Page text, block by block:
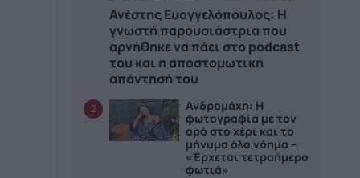
Ανέστης Ευαγγελόπουλος: Η
γνωστή παρουσιάστρια που
αρνήθηκε να πάει στο podcast
του και η αποστομωτική
απάντησή του
2
Ανδρομάχη: Η
φωτογραφία με τον
ορό στο χέρι και το
μήνυμα όλο νόημα –
«Έρχεται τετραήμερο
φωτιά»